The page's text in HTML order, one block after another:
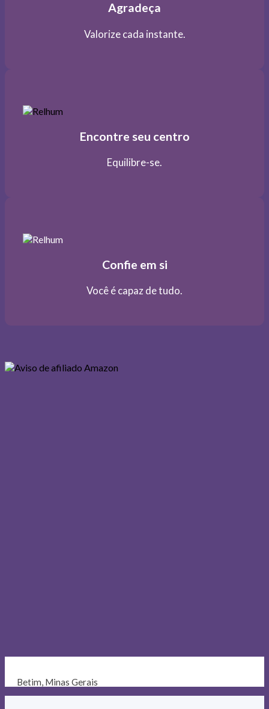
Agradeça
Valorize cada instante.
Encontre seu centro
Equilibre-se.
Confie em si
Você é capaz de tudo.
Betim, Minas Gerais